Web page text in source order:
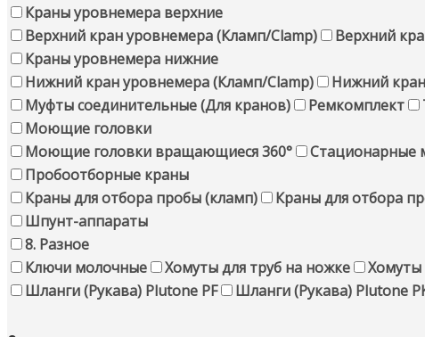
Краны уровнемера верхние
Верхний кран уровнемера (Кламп/Clamp)
Верхний
Краны уровнемера нижние
Нижний кран уровнемера (Кламп/Clamp)
Нижний
Муфты соединительные (Для кранов)
Ремкомплект
Моющие головки
Моющие головки вращающиеся 360°
Стационарные
Пробоотборные краны
Краны для отбора пробы (кламп)
Краны для отбора
Шпунт-аппараты
8. Разное
Ключи молочные
Хомуты для труб на ножке Хомуты
Шланги (Рукава) Plutone PF
Шланги (Рукава) Plutone